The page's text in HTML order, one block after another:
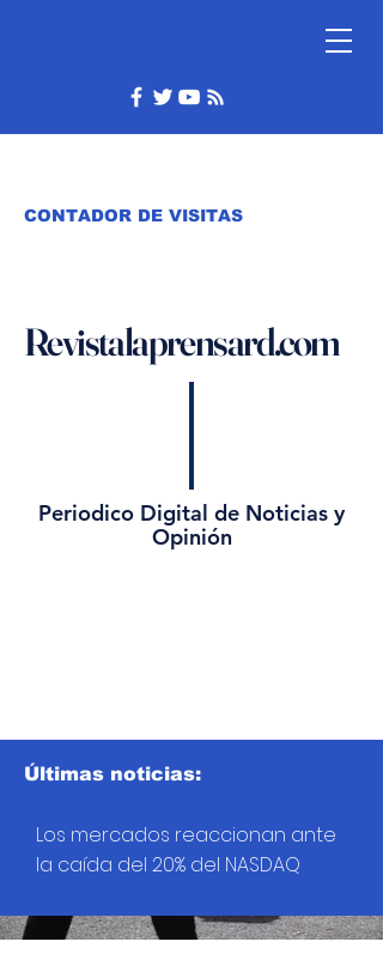
CONTADOR DE VISITAS
Revistalaprensard.com
Periodico Digital de Noticias y
Opinión
Últimas noticias:
Los mercados reaccionan ante
la caída del 20% del NASDAQ